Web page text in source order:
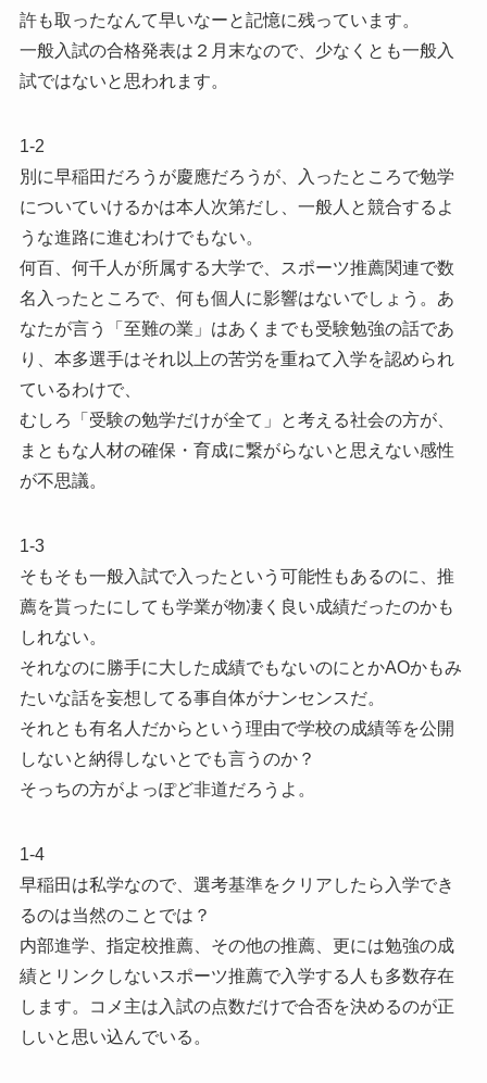
許も取ったなんて早いなーと記憶に残っています。
一般入試の合格発表は２月末なので、少なくとも一般入
試ではないと思われます。
1-2
別に早稲田だろうが慶應だろうが、入ったところで勉学
についていけるかは本人次第だし、一般人と競合するよ
うな進路に進むわけでもない。
何百、何千人が所属する大学で、スポーツ推薦関連で数
名入ったところで、何も個人に影響はないでしょう。あ
なたが言う「至難の業」はあくまでも受験勉強の話であ
り、本多選手はそれ以上の苦労を重ねて入学を認められ
ているわけで、
むしろ「受験の勉学だけが全て」と考える社会の方が、
まともな人材の確保・育成に繋がらないと思えない感性
が不思議。
1-3
そもそも一般入試で入ったという可能性もあるのに、推
薦を貰ったにしても学業が物凄く良い成績だったのかも
しれない。
それなのに勝手に大した成績でもないのにとかAOかもみ
たいな話を妄想してる事自体がナンセンスだ。
それとも有名人だからという理由で学校の成績等を公開
しないと納得しないとでも言うのか？
そっちの方がよっぽど非道だろうよ。
1-4
早稲田は私学なので、選考基準をクリアしたら入学でき
るのは当然のことでは？
内部進学、指定校推薦、その他の推薦、更には勉強の成
績とリンクしないスポーツ推薦で入学する人も多数存在
します。コメ主は入試の点数だけで合否を決めるのが正
しいと思い込んでいる。